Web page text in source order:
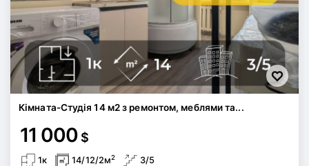
Кімната-Студія 14 м2 з ремонтом, меблями та...
11 000 $
1к 14/12/2м2 3/5